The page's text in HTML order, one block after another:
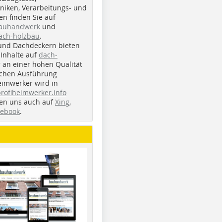
Verarbeitungs- und
finden Sie auf
und
holzbau.
Dachdeckern bieten
Inhalte auf dach-
an einer hohen Qualität
Ausführung
wird in
uns auch aufXing,
.